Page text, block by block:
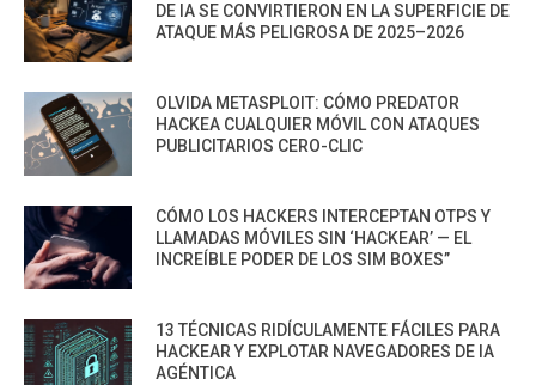
DE IA SE CONVIRTIERON EN LA SUPERFICIE DE
ATAQUE MÁS PELIGROSA DE 2025–2026
OLVIDA METASPLOIT: CÓMO PREDATOR
HACKEA CUALQUIER MÓVIL CON ATAQUES
PUBLICITARIOS CERO-CLIC
CÓMO LOS HACKERS INTERCEPTAN OTPS Y
LLAMADAS MÓVILES SIN ‘HACKEAR’ — EL
INCREÍBLE PODER DE LOS SIM BOXES”
13 TÉCNICAS RIDÍCULAMENTE FÁCILES PARA
HACKEAR Y EXPLOTAR NAVEGADORES DE IA
AGÉNTICA